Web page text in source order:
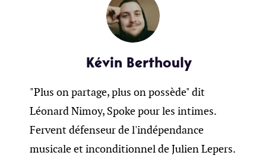
Kévin Berthouly
"Plus on partage, plus on possède" dit
Léonard Nimoy, Spoke pour les intimes.
Fervent défenseur de l'indépendance
musicale et inconditionnel de Julien Lepers.